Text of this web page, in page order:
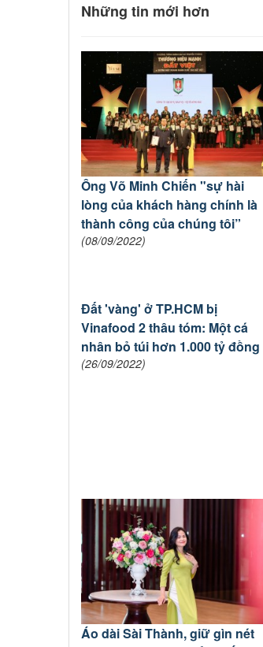
Những tin mới hơn
Ông Võ Minh Chiến "sự hài
lòng của khách hàng chính là
thành công của chúng tôi”
(08/09/2022)
Đất 'vàng' ở TP.HCM bị
Vinafood 2 thâu tóm: Một cá
nhân bỏ túi hơn 1.000 tỷ đồng
(26/09/2022)
Áo dài Sài Thành, giữ gìn nét